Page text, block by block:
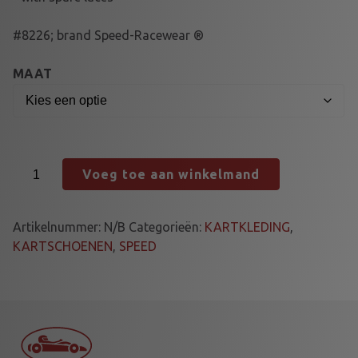
#8226; brand Speed-Racewear ®
MAAT
T
S
Voeg toe aan winkelmand
Artikelnummer: N/B Categorieën: KARTKLEDING,
KARTSCHOENEN, SPEED